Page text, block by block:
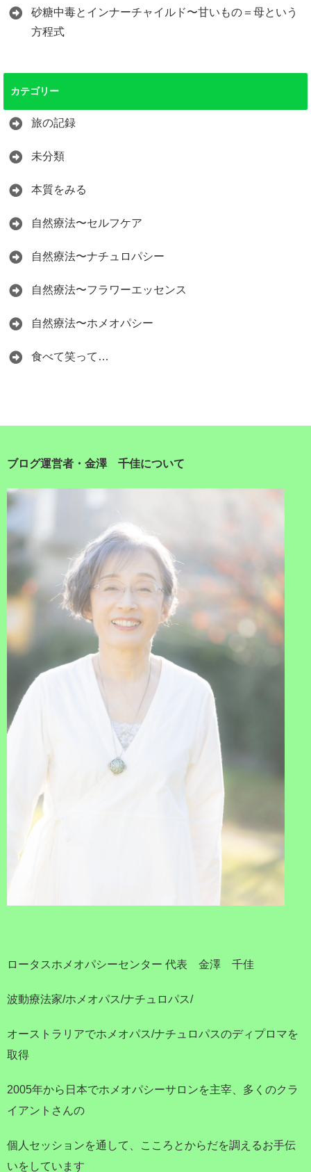
砂糖中毒とインナーチャイルド〜甘いもの＝母という
方程式
カテゴリー
旅の記録
未分類
本質をみる
自然療法〜セルフケア
自然療法〜ナチュロパシー
自然療法〜フラワーエッセンス
自然療法〜ホメオパシー
食べて笑って…
ブログ運営者・金澤 千佳について
ロータスホメオパシーセンター 代表 金澤 千佳
波動療法家/ホメオパス/ナチュロパス/
オーストラリアでホメオパス/ナチュロパスのディプロマを
取得
2005年から日本でホメオパシーサロンを主宰、多くのクラ
イアントさんの
個人セッションを通して、こころとからだを調えるお手伝
いをしています